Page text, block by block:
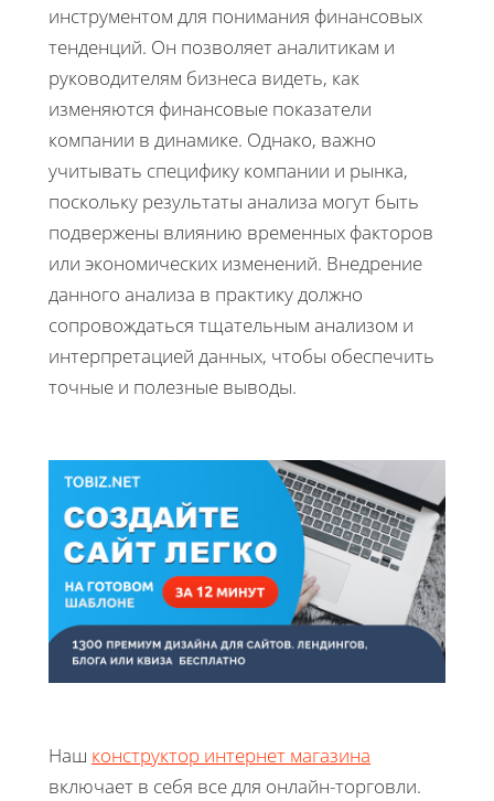
инструментом для понимания финансовых
тенденций. Он позволяет аналитикам и
руководителям бизнеса видеть, как
изменяются финансовые показатели
компании в динамике. Однако, важно
учитывать специфику компании и рынка,
поскольку результаты анализа могут быть
подвержены влиянию временных факторов
или экономических изменений. Внедрение
данного анализа в практику должно
сопровождаться тщательным анализом и
интерпретацией данных, чтобы обеспечить
точные и полезные выводы.
Наш конструктор интернет магазина
включает в себя все для онлайн-торговли.